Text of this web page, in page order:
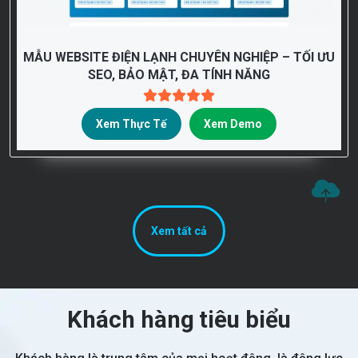
MẪU WEBSITE ĐIỆN LẠNH CHUYÊN NGHIỆP – TỐI ƯU
SEO, BẢO MẬT, ĐA TÍNH NĂNG
Xem Thực Tế Xem Demo
Xem tất cả
Khách hàng tiêu biểu